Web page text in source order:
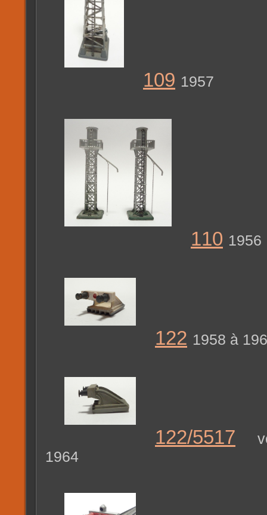
109 1957
110 1956
122 1958 à
122/5517
1964